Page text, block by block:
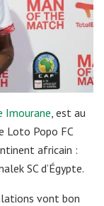
Imourane , est au
Loto Popo FC
africain :
SC d’Égypte.
vont bon